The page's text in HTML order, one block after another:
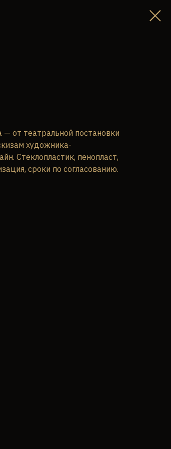
от театральной постановки
художника-
Стеклопластик, пенопласт,
сроки по согласованию.